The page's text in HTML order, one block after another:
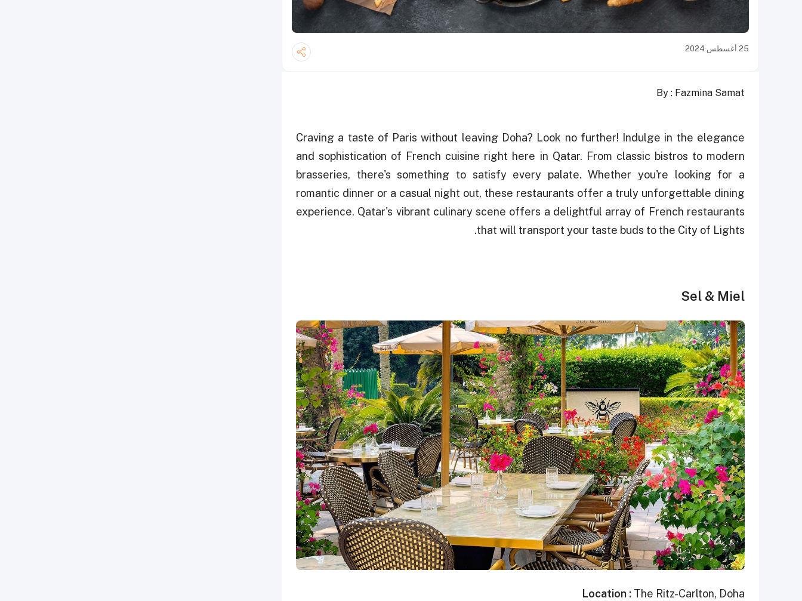
25 أغسطس 2024
By : Fazmina Samat
Craving a taste of Paris without leaving Doha? Look no further! Indulge in the elegance
and sophistication of French cuisine right here in Qatar. From classic bistros to modern
brasseries, there's something to satisfy every palate. Whether you're looking for a
romantic dinner or a casual night out, these restaurants offer a truly unforgettable dining
experience. Qatar's vibrant culinary scene offers a delightful array of French restaurants
that will transport your taste buds to the City of Lights.
Sel & Miel
Location : The Ritz-Carlton, Doha